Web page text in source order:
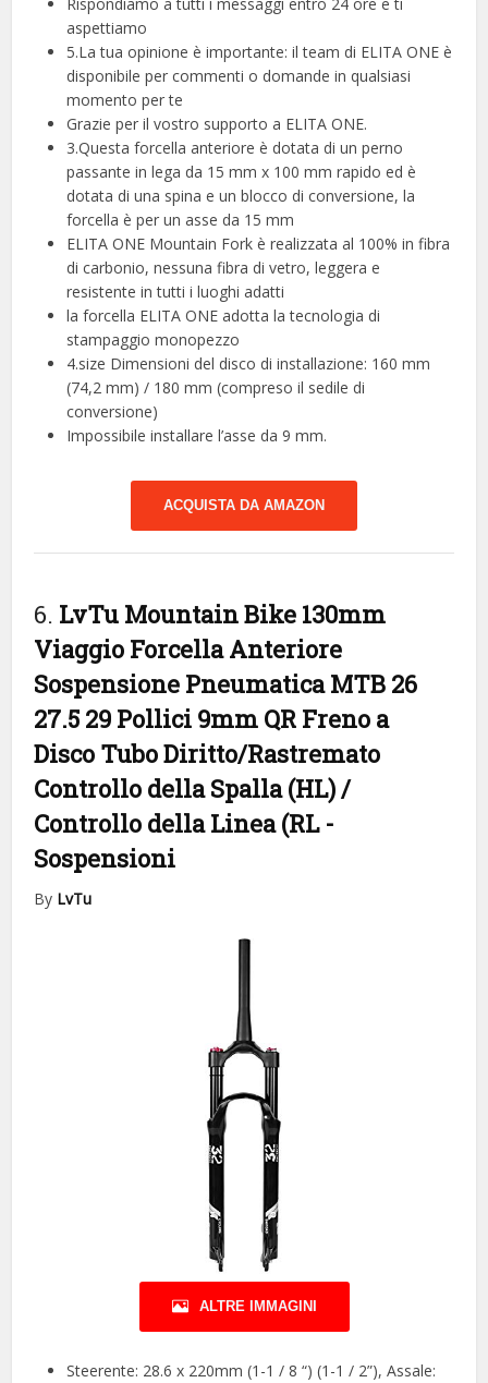
Rispondiamo a tutti i messaggi entro 24 ore e ti
aspettiamo
5.La tua opinione è importante: il team di ELITA ONE è
disponibile per commenti o domande in qualsiasi
momento per te
Grazie per il vostro supporto a ELITA ONE.
3.Questa forcella anteriore è dotata di un perno
passante in lega da 15 mm x 100 mm rapido ed è
dotata di una spina e un blocco di conversione, la
forcella è per un asse da 15 mm
ELITA ONE Mountain Fork è realizzata al 100% in fibra
di carbonio, nessuna fibra di vetro, leggera e
resistente in tutti i luoghi adatti
la forcella ELITA ONE adotta la tecnologia di
stampaggio monopezzo
4.size Dimensioni del disco di installazione: 160 mm
(74,2 mm) / 180 mm (compreso il sedile di
conversione)
Impossibile installare l’asse da 9 mm.
ACQUISTA DA AMAZON
6. LvTu Mountain Bike 130mm
Viaggio Forcella Anteriore
Sospensione Pneumatica MTB 26
27.5 29 Pollici 9mm QR Freno a
Disco Tubo Diritto/Rastremato
Controllo della Spalla (HL) /
Controllo della Linea (RL -
Sospensioni
By LvTu
ALTRE IMMAGINI
Steerente: 28.6 x 220mm (1-1 / 8 “) (1-1 / 2”), Assale: